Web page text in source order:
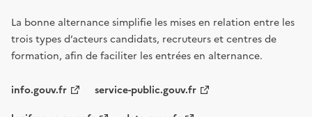
La bonne alternance simplifie les mises en relation entre les
trois types d’acteurs candidats, recruteurs et centres de
formation, afin de faciliter les entrées en alternance.
info.gouv.fr service-public.gouv.fr